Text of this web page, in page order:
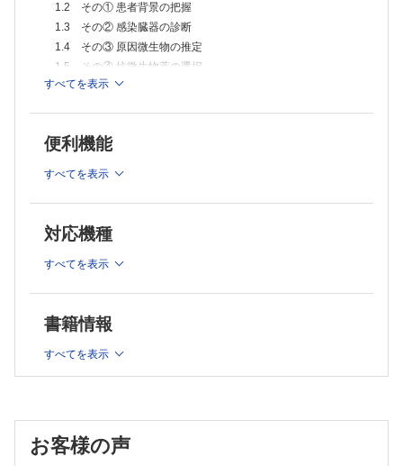
1.2 その① 患者背景の把握
1.3 その② 感染臓器の診断
1.4 その③ 原因微生物の推定
1.5 その④ 抗微生物薬の選択
1.6 その⑤ 治療経過の予測と評価
2.1 ７つのグループに分ける
2.2 グラム陽性ブドウ球菌
2.3 グラム陽性連鎖球菌
2.6 グラム陰性球菌
2.8 真菌
第3章 β-ラクタム系抗菌薬
3.1 β-ラクタム系抗菌薬の特徴
3.2 ペニシリン系抗菌薬
3.3 セフェム系抗菌薬
3.4 カルバペネム系抗菌薬
第4章 β-ラクタム系以外の抗菌薬
4.1 どんなときに使うか
すべてを表示
便利機能
すべてを表示
対応機種
すべてを表示
書籍情報
すべてを表示
お客様の声